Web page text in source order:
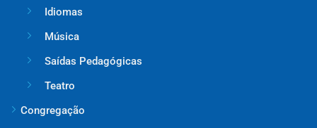
Idiomas
Música
Saídas Pedagógicas
Teatro
Congregação